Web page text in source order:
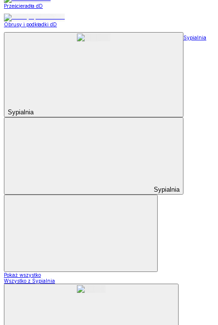
Prześcieradła dD
Obrusy i podkładki dD
Sypialnia
Sypialnia
Sypialnia
Pokaż wszystko
Wszystko z Sypialnia